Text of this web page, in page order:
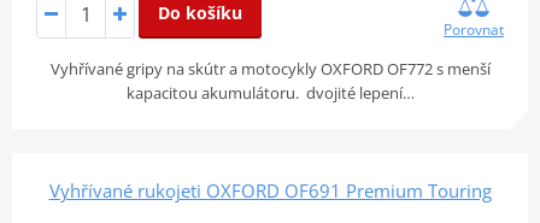
Do košíku
Porovnat
Vyhřívané gripy na skútr a motocykly OXFORD OF772 s menší
kapacitou akumulátoru. dvojité lepení…
Vyhřívané rukojeti OXFORD OF691 Premium Touring